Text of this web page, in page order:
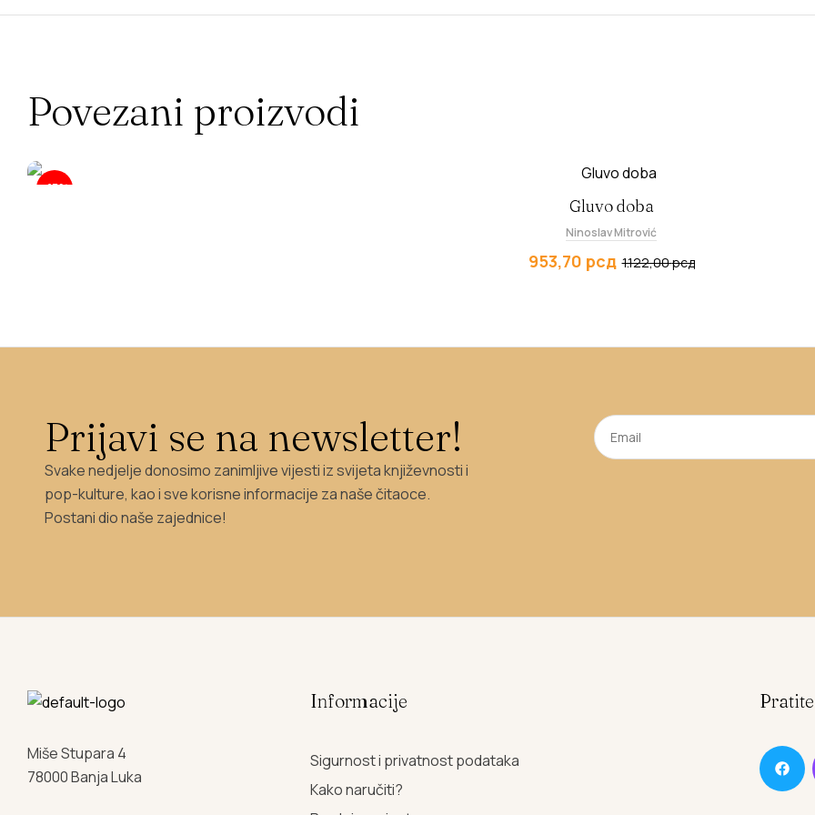
Povezani proizvodi
-15%
Gluvo doba
Ninoslav Mitrović
1.122,00рсд
953,70 рсд
Prijavi se na newsletter!
Svake nedjelje donosimo zanimljive vijesti iz svijeta književnosti i
pop-kulture, kao i sve korisne informacije za naše čitaoce.
Postani dio naše zajednice!
Miše Stupara 4
78000 Banja Luka
Informacije
Sigurnost i privatnost podataka
Kako naručiti?